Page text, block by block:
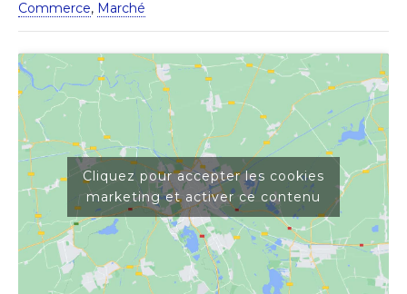
Commerce, Marché
Cliquez pour accepter les cookies
marketing et activer ce contenu